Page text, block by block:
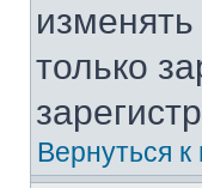
только
Вернуться к